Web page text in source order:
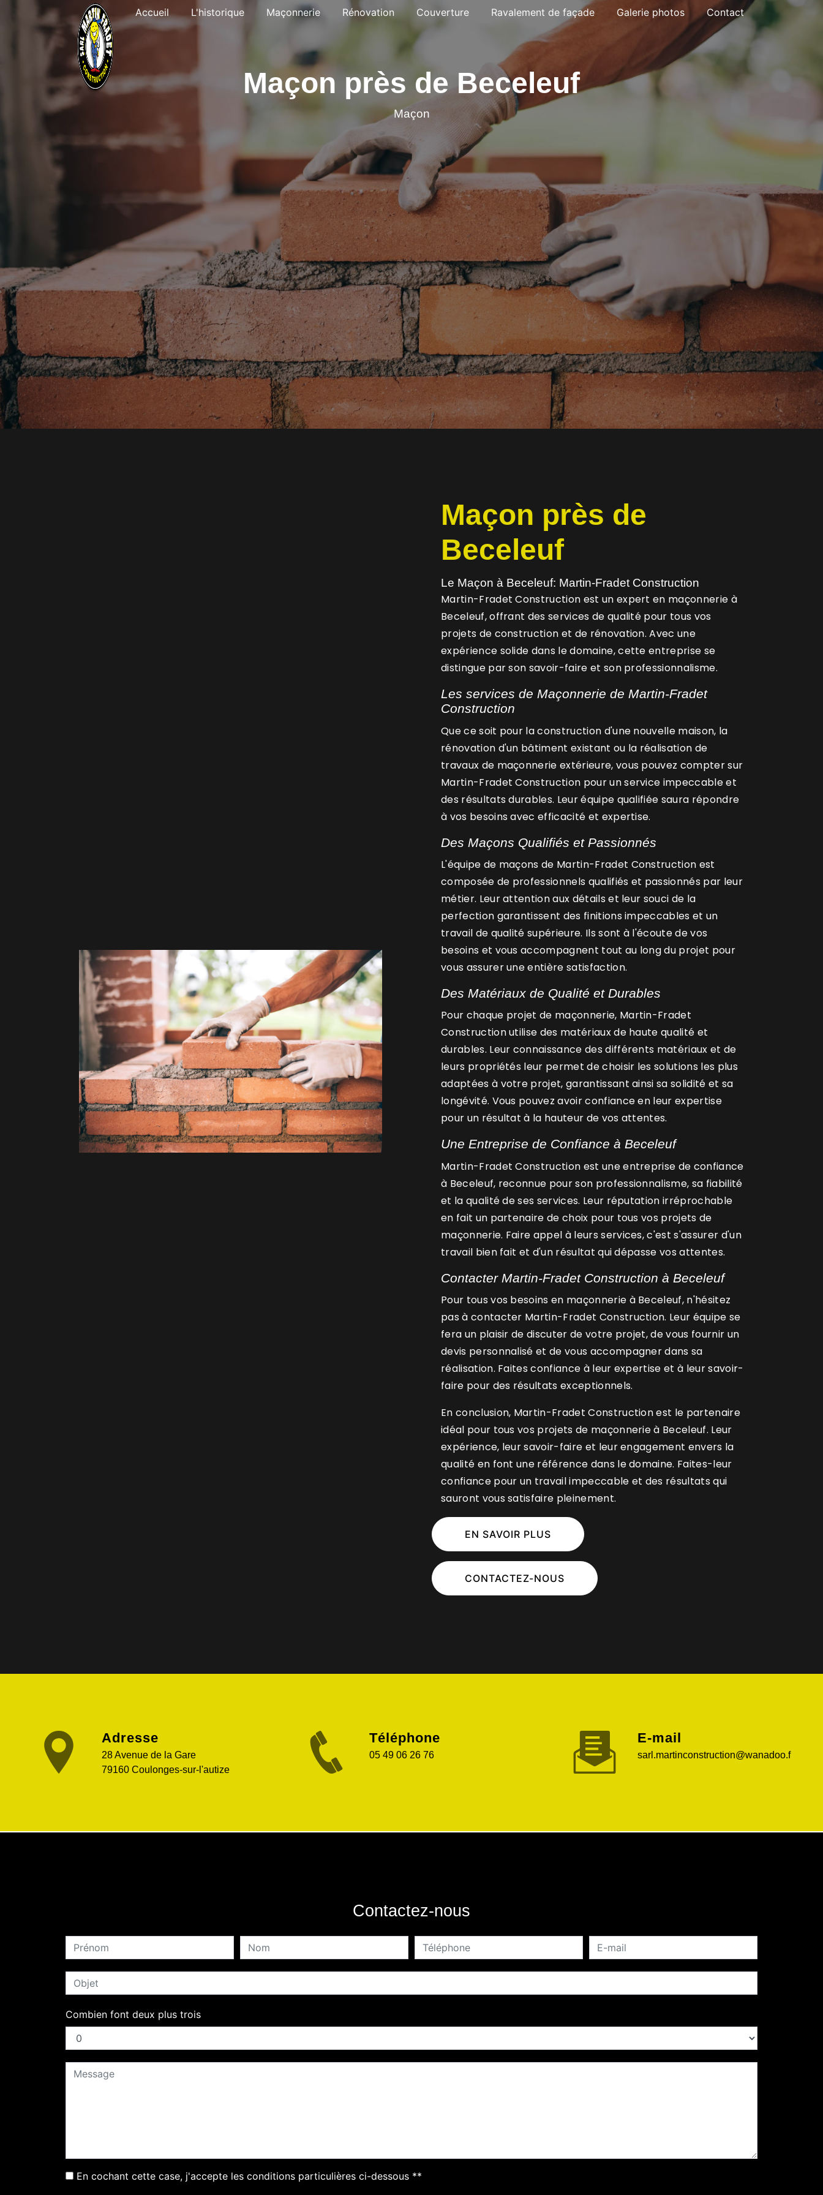
Accueil L'historique Maçonnerie Rénovation Couverture Ravalement de façade Galerie photos Contact
Maçon près de Beceleuf
Maçon
Maçon près de
Beceleuf
Le Maçon à Beceleuf: Martin-Fradet Construction
Martin-Fradet Construction est un expert en maçonnerie à
Beceleuf, offrant des services de qualité pour tous vos
projets de construction et de rénovation. Avec une
expérience solide dans le domaine, cette entreprise se
distingue par son savoir-faire et son professionnalisme.
Les services de Maçonnerie de Martin-Fradet
Construction
Que ce soit pour la construction d'une nouvelle maison, la
rénovation d'un bâtiment existant ou la réalisation de
travaux de maçonnerie extérieure, vous pouvez compter sur
Martin-Fradet Construction pour un service impeccable et
des résultats durables. Leur équipe qualifiée saura répondre
à vos besoins avec efficacité et expertise.
Des Maçons Qualifiés et Passionnés
L'équipe de maçons de Martin-Fradet Construction est
composée de professionnels qualifiés et passionnés par leur
métier. Leur attention aux détails et leur souci de la
perfection garantissent des finitions impeccables et un
travail de qualité supérieure. Ils sont à l'écoute de vos
besoins et vous accompagnent tout au long du projet pour
vous assurer une entière satisfaction.
Des Matériaux de Qualité et Durables
Pour chaque projet de maçonnerie, Martin-Fradet
Construction utilise des matériaux de haute qualité et
durables. Leur connaissance des différents matériaux et de
leurs propriétés leur permet de choisir les solutions les plus
adaptées à votre projet, garantissant ainsi sa solidité et sa
longévité. Vous pouvez avoir confiance en leur expertise
pour un résultat à la hauteur de vos attentes.
Une Entreprise de Confiance à Beceleuf
Martin-Fradet Construction est une entreprise de confiance
à Beceleuf, reconnue pour son professionnalisme, sa fiabilité
et la qualité de ses services. Leur réputation irréprochable
en fait un partenaire de choix pour tous vos projets de
maçonnerie. Faire appel à leurs services, c'est s'assurer d'un
travail bien fait et d'un résultat qui dépasse vos attentes.
Contacter Martin-Fradet Construction à Beceleuf
Pour tous vos besoins en maçonnerie à Beceleuf, n'hésitez
pas à contacter Martin-Fradet Construction. Leur équipe se
fera un plaisir de discuter de votre projet, de vous fournir un
devis personnalisé et de vous accompagner dans sa
réalisation. Faites confiance à leur expertise et à leur savoir-
faire pour des résultats exceptionnels.
En conclusion, Martin-Fradet Construction est le partenaire
idéal pour tous vos projets de maçonnerie à Beceleuf. Leur
expérience, leur savoir-faire et leur engagement envers la
qualité en font une référence dans le domaine. Faites-leur
confiance pour un travail impeccable et des résultats qui
sauront vous satisfaire pleinement.
EN SAVOIR PLUS
CONTACTEZ-NOUS
Adresse
28 Avenue de la Gare
79160 Coulonges-sur-l'autize
Téléphone
05 49 06 26 76
E-mail
sarl.martinconstruction@wanadoo.f
Contactez-nous
Combien font deux plus trois
En cochant cette case, j'accepte les conditions particulières ci-dessous **
Panneau de gestion des cookies